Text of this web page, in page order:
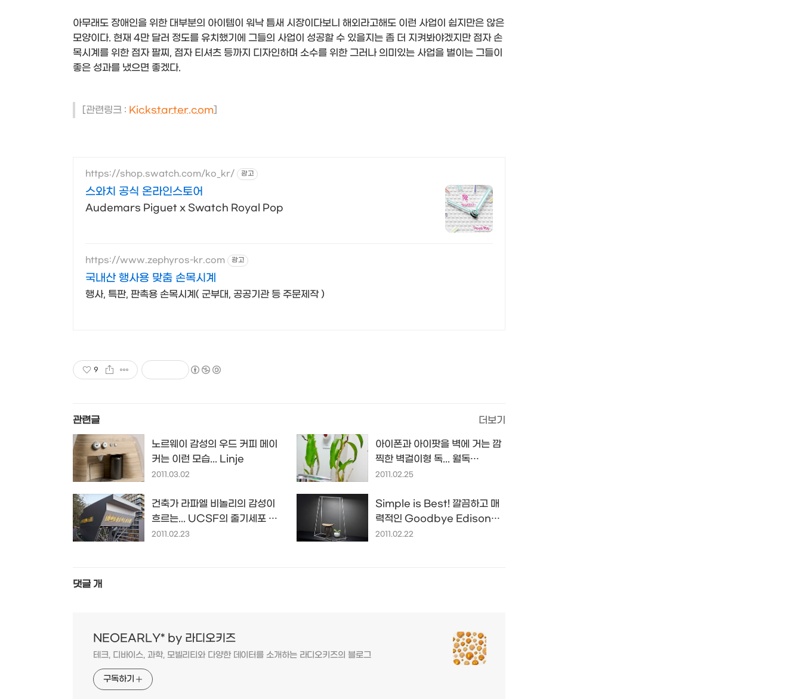
아무래도 장애인을 위한 대부분의 아이템이 워낙 틈새 시장이다보니 해외라고해도 이런 사업이 쉽지만은 않은
모양이다. 현재 4만 달러 정도를 유치했기에 그들의 사업이 성공할 수 있을지는 좀 더 지켜봐야겠지만 점자 손
목시계를 위한 점자 팔찌, 점자 티셔츠 등까지 디자인하며 소수를 위한 그러나 의미있는 사업을 벌이는 그들이
좋은 성과를 냈으면 좋겠다.
[관련링크 : Kickstarter.com]
https://shop.swatch.com/ko_kr/ 광고
스와치 공식 온라인스토어
Audemars Piguet x Swatch Royal Pop
https://www.zephyros-kr.com 광고
국내산 행사용 맞춤 손목시계
행사, 특판, 판촉용 손목시계( 군부대, 공공기관 등 주문제작 )
9
관련글 더보기
노르웨이 감성의 우드 커피 메이
커는 이런 모습... Linje
2011.03.02
아이폰과 아이팟을 벽에 거는 깜
찍한 벽걸이형 독... 월독
(WALdok)
2011.02.25
건축가 라파엘 비놀리의 감성이
흐르는... UCSF의 줄기세포 연
구동...
2011.02.23
Simple is Best! 깔끔하고 매
력적인 Goodbye Edison의
LED 램프들...
2011.02.22
댓글 개
NEOEARLY* by 라디오키즈
테크, 디바이스, 과학, 모빌리티와 다양한 데이터를 소개하는 라디오키즈의 블로그
구독하기